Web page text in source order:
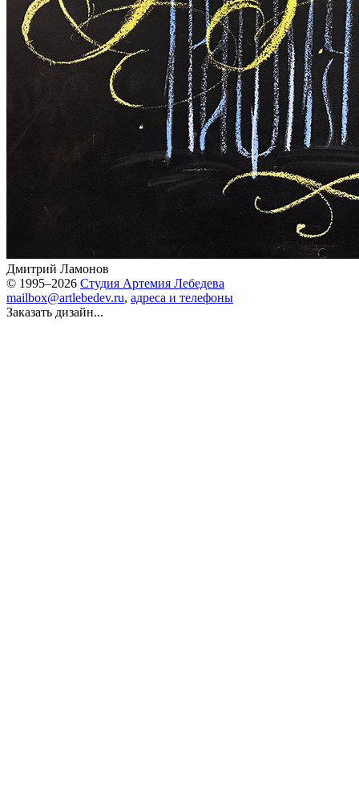
Дмитрий Ламонов
© 1995–2026 Студия Артемия Лебедева
mailbox@artlebedev.ru, адреса и телефоны
Заказать дизайн...